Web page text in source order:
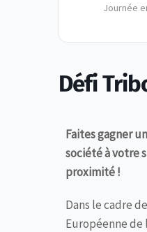
Journée
Défi
Faites gagner
société à votre
proximité !
Dans le cadre
Européenne de